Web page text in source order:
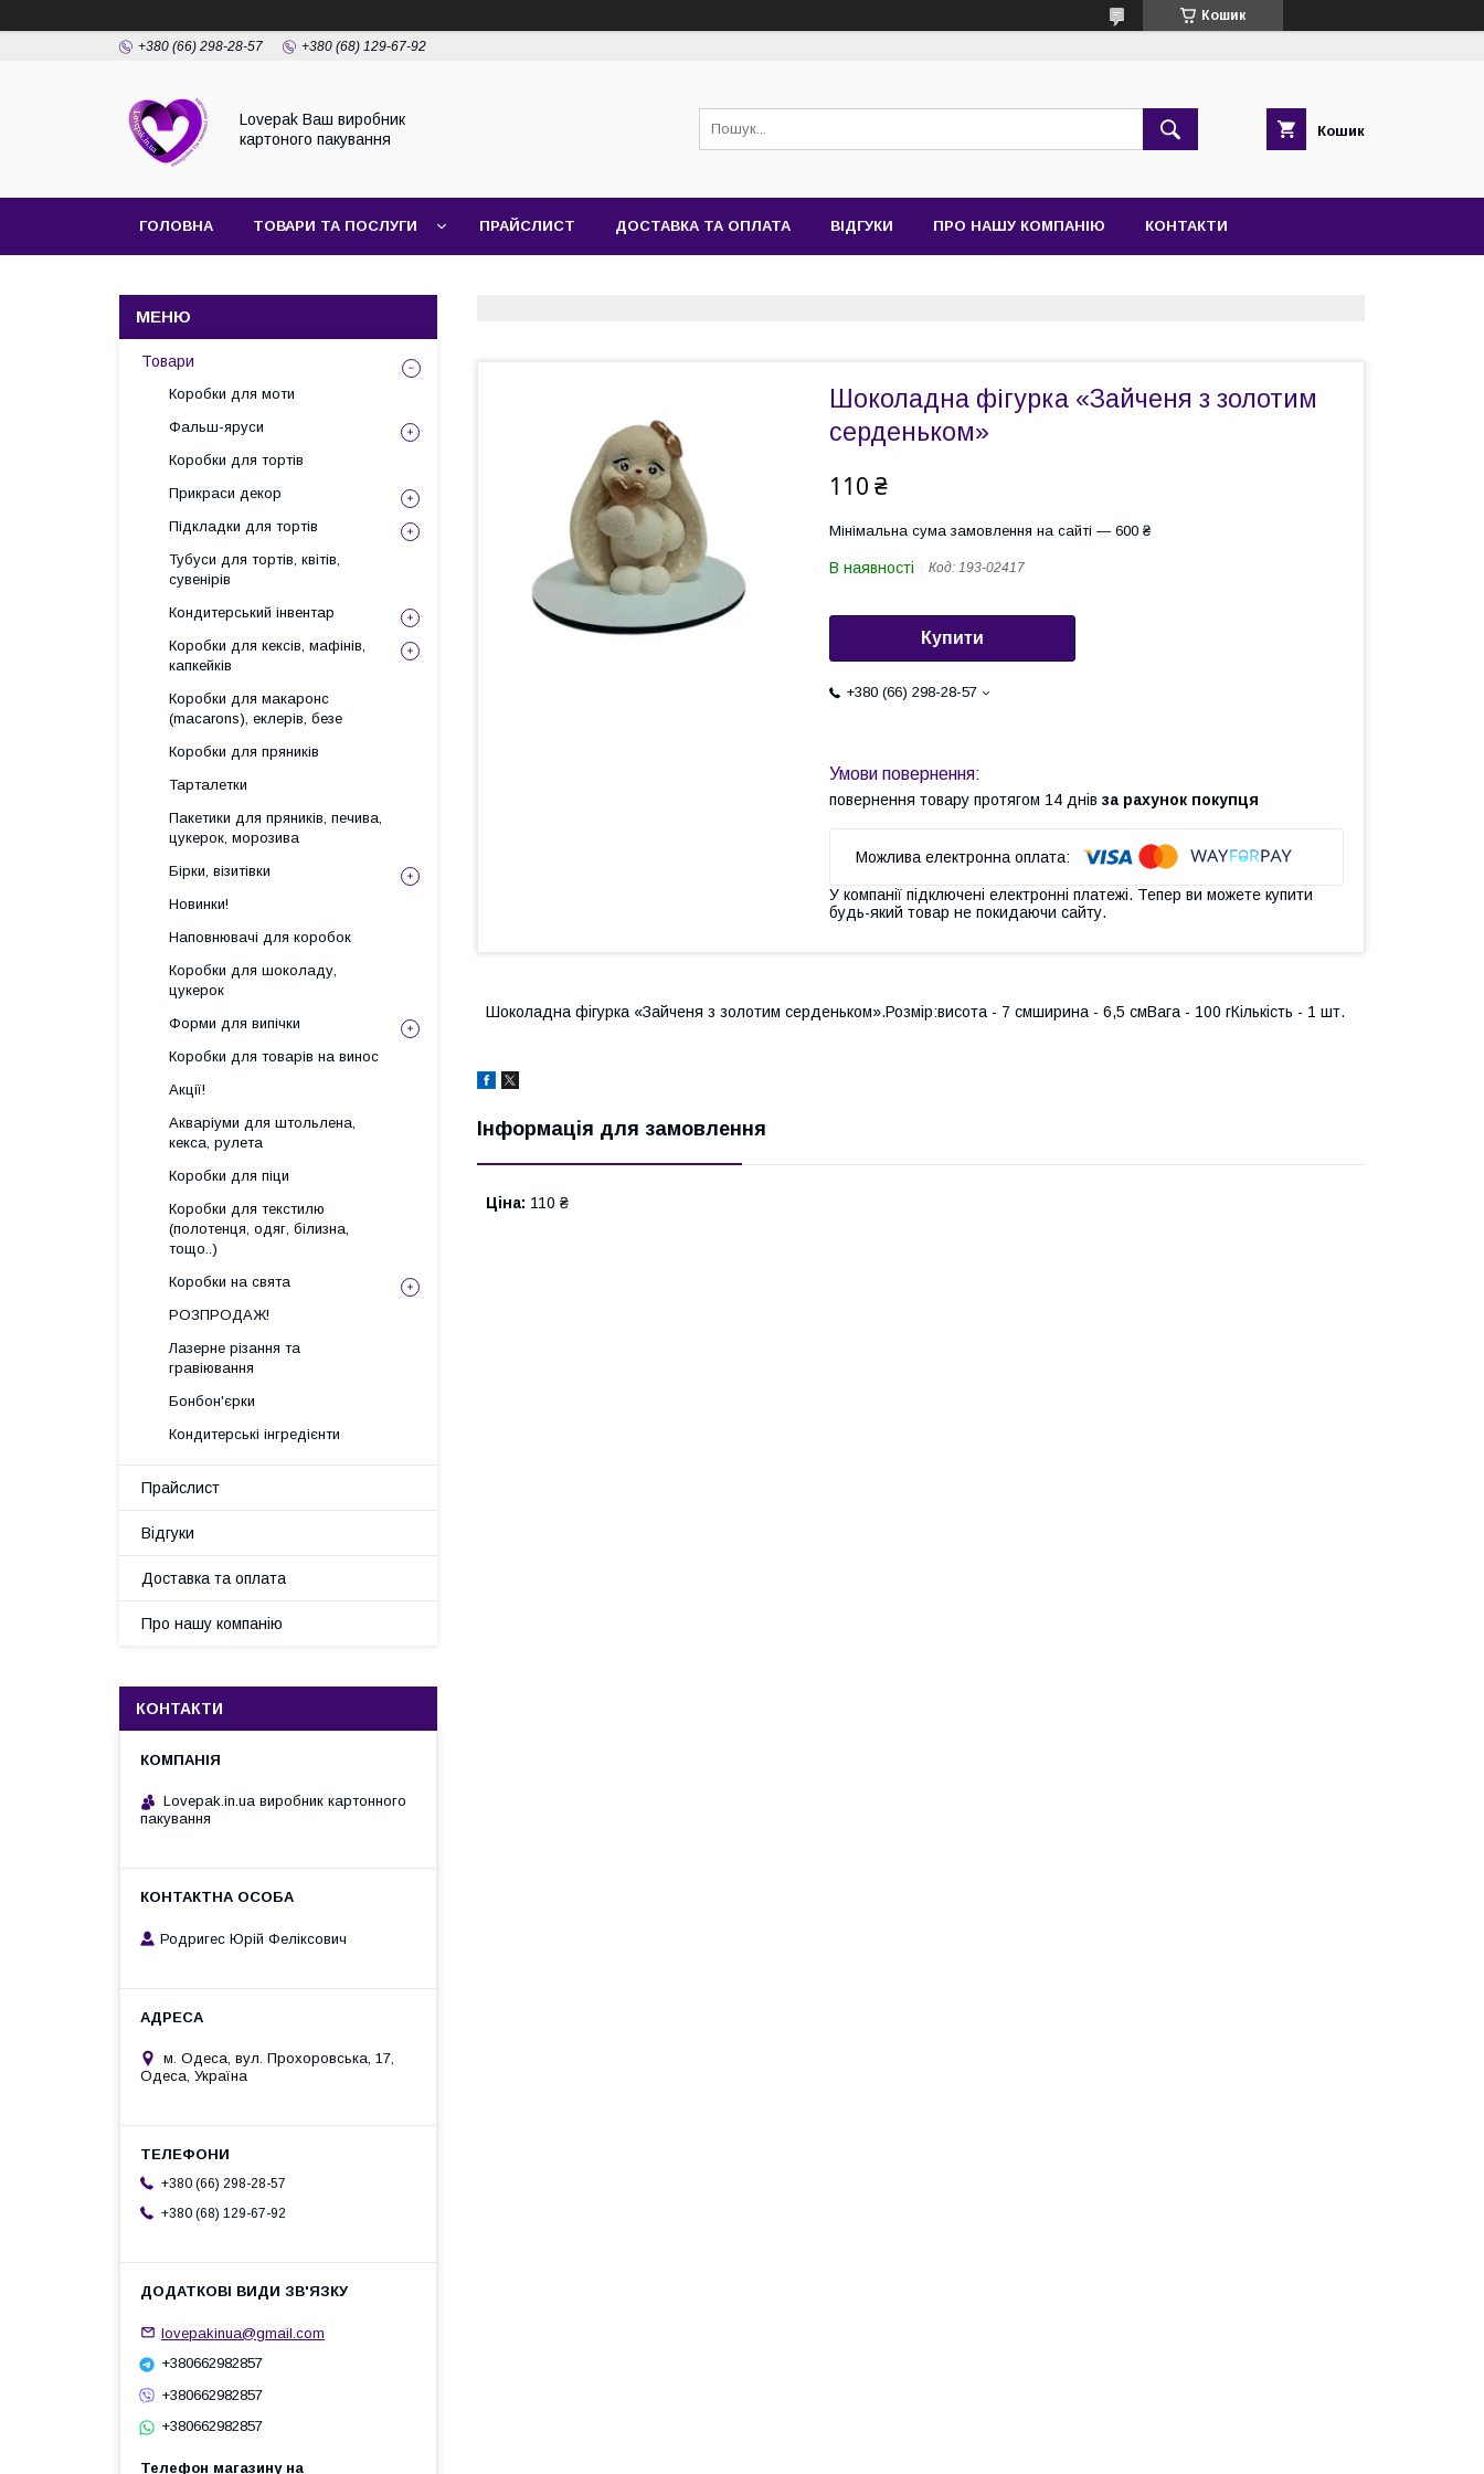
Кошик
+380 (66) 298-28-57 +380 (68) 129-67-92
Lovepak Ваш виробник
картоного пакування
Кошик
ГОЛОВНА ТОВАРИ ТА ПОСЛУГИ ПРАЙСЛИСТ ДОСТАВКА ТА ОПЛАТА ВІДГУКИ ПРО НАШУ КОМПАНІЮ КОНТАКТИ
Шоколадна фігурка «Зайченя з золотим
серденьком»
110 ₴
Мінімальна сума замовлення на сайті — 600 ₴
В наявності Код: 193-02417
Купити
+380 (66) 298-28-57
повернення товару протягом 14 днів за рахунок покупця
У компанії підключені електронні платежі. Тепер ви можете купити
будь-який товар не покидаючи сайту.
Шоколадна фігурка «Зайченя з золотим серденьком».Розмір:висота - 7 смширина - 6,5 смВага - 100 гКількість - 1 шт.
Інформація для замовлення
Ціна: 110 ₴
Товари
Коробки для моти
Фальш-яруси
Коробки для тортів
Прикраси декор
Підкладки для тортів
Тубуси для тортів, квітів,
сувенірів
Кондитерський інвентар
Коробки для кексів, мафінів,
капкейків
Коробки для макаронс
(macarons), еклерів, безе
Коробки для пряників
Тарталетки
Пакетики для пряників, печива,
цукерок, морозива
Бірки, візитівки
Новинки!
Наповнювачі для коробок
Коробки для шоколаду,
цукерок
Форми для випічки
Коробки для товарів на винос
Акції!
Акваріуми для штольлена,
кекса, рулета
Коробки для піци
Коробки для текстилю
(полотенця, одяг, білизна,
тощо..)
Коробки на свята
РОЗПРОДАЖ!
Лазерне різання та
гравіювання
Бонбон'єрки
Кондитерські інгредієнти
Прайслист
Відгуки
Доставка та оплата
Про нашу компанію
КОНТАКТИ
Lovepak.in.ua виробник картонного
пакування
Родригес Юрій Феліксович
м. Одеса, вул. Прохоровська, 17,
Одеса, Україна
+380 (66) 298-28-57
+380 (68) 129-67-92
lovepakinua@gmail.com
+380662982857
+380662982857
+380662982857
Телефон магазину на